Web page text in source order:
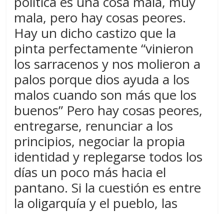
mala, pero hay cosas peores.
Hay un dicho castizo que la
pinta perfectamente “vinieron
los sarracenos y nos molieron a
palos porque dios ayuda a los
malos cuando son más que los
buenos” Pero hay cosas peores,
entregarse, renunciar a los
principios, negociar la propia
identidad y replegarse todos los
días un poco más hacia el
pantano. Si la cuestión es entre
la oligarquía y el pueblo, las